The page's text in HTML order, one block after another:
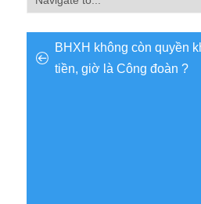
BHXH không còn quyền
tiền, giờ là Công đoàn ?